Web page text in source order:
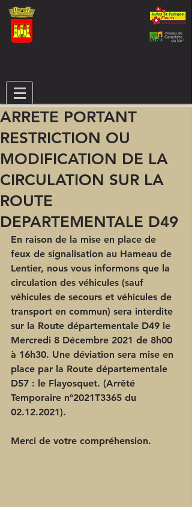
ARRETE PORTANT
RESTRICTION OU
MODIFICATION DE LA
CIRCULATION SUR LA
ROUTE
DEPARTEMENTALE D49
En raison de la mise en place de
feux de signalisation au Hameau de
Lentier, nous vous informons que la
circulation des véhicules (sauf
véhicules de secours et véhicules de
transport en commun) sera interdite
sur la Route départementale D49 le
Mercredi 8 Décembre 2021 de 8h00
à 16h30. Une déviation sera mise en
place par la Route départementale
D57 : le Flayosquet. (Arrêté
Temporaire n°2021T3365 du
02.12.2021).
Merci de votre compréhension.